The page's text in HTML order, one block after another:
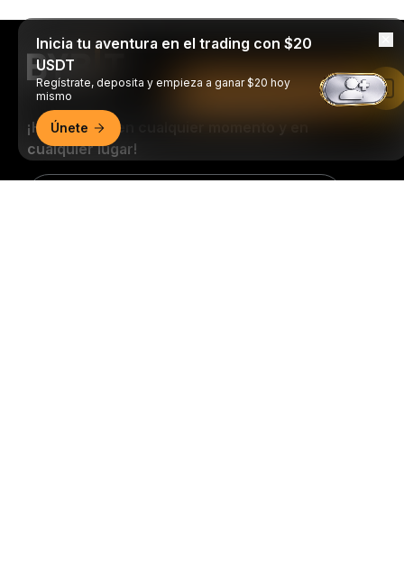
¡Haz trading en cualquier momento y en
cualquier lugar!
Inicia tu aventura en el trading con $20
USDT
Regístrate, deposita y empieza a ganar $20 hoy
mismo
Únete
Leer en la aplicación de Bybit